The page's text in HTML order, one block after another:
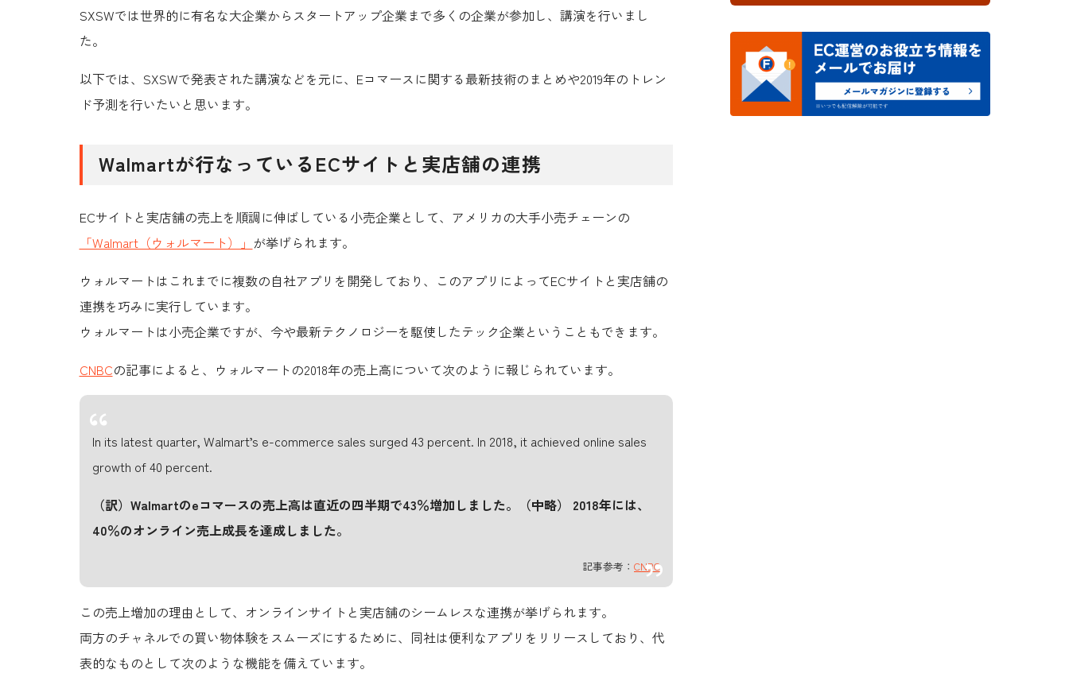
SXSWでは世界的に有名な大企業からスタートアップ企業まで多くの企業が参加し、講演を行いまし
た。
以下では、SXSWで発表された講演などを元に、Eコマースに関する最新技術のまとめや2019年のトレン
ド予測を行いたいと思います。
Walmartが行なっているECサイトと実店舗の連携
ECサイトと実店舗の売上を順調に伸ばしている小売企業として、アメリカの大手小売チェーンの
「Walmart（ウォルマート）」 が挙げられます。
ウォルマートはこれまでに複数の自社アプリを開発しており、このアプリによってECサイトと実店舗の
連携を巧みに実行 しています。
ウォルマートは小売企業ですが、今や最新テクノロジーを駆使したテック企業ということもできます。
CNBCの記事によると、ウォルマートの2018年の売上高について次のように報じられています。
In its latest quarter, Walmart’s e-commerce sales surged 43 percent. In 2018, it achieved online sales
growth of 40 percent.
（訳）Walmartのeコマースの売上高は直近の四半期で43％増加しました。（中略） 2018年には、
40％のオンライン売上成長を達成しました。
記事参考：CNBC
この売上増加の理由として、オンラインサイトと実店舗のシームレスな連携が挙げられます。
両方のチャネルでの買い物体験をスムーズにするため に、同社は便利なアプリをリリースしており、代
表的なものとして次のような機能を備えています。